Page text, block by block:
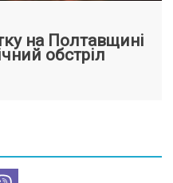
на Полтавщині
обстріл